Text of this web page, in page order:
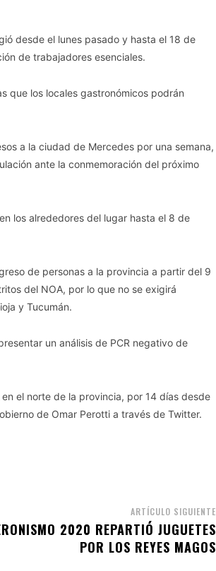
desde el lunes pasado y hasta el 18 de
de trabajadores esenciales.
que los locales gastronómicos podrán
a la ciudad de Mercedes por una semana,
ante la conmemoración del próximo
los alrededores del lugar hasta el 8 de
de personas a la provincia a partir del 9
del NOA, por lo que no se exigirá
y Tucumán.
un análisis de PCR negativo de
el norte de la provincia, por 14 días desde
de Omar Perotti a través de Twitter.
ARTÍCULO SIGUIENTE
2020 REPARTIÓ JUGUETES
POR LOS REYES MAGOS